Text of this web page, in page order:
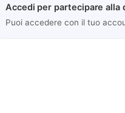
Accedi per partecipare alla
Puoi accedere con il tuo